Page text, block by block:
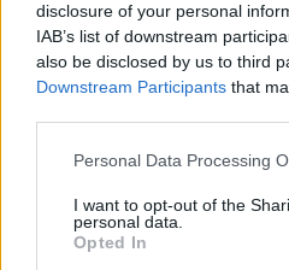
disclosure of your personal
IAB’s list of downstream
also be disclosed by us to third
Downstream Participants that
Please note that this website/
not limited to your visit or usage
grant or deny consent to
use your data for below
Personal Data Processing
I want to opt-out of the
personal data.
Opted In
Pályázati feltételek:
- szakmunkásképző,
- büntetlen előélet és
A pályázat részeként
- fényképes szakmai